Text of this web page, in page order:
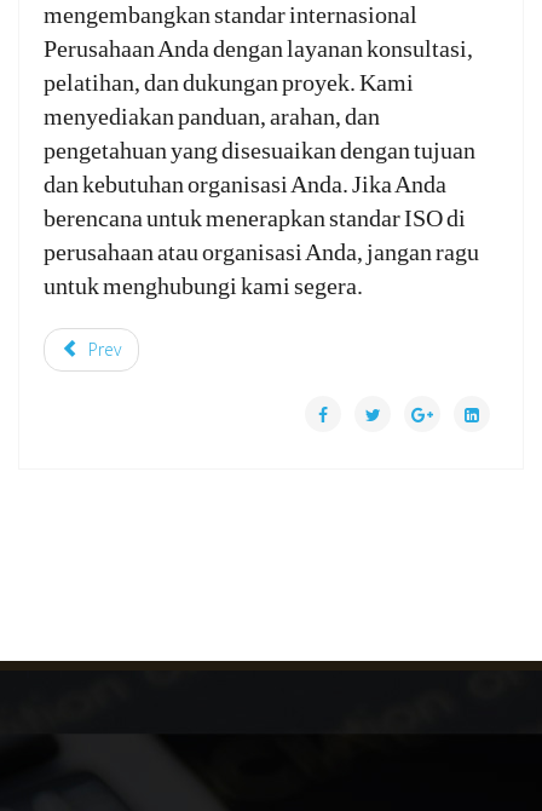
mengembangkan standar internasional
Perusahaan Anda dengan layanan konsultasi,
pelatihan, dan dukungan proyek. Kami
menyediakan panduan, arahan, dan
pengetahuan yang disesuaikan dengan tujuan
dan kebutuhan organisasi Anda. Jika Anda
berencana untuk menerapkan standar ISO di
perusahaan atau organisasi Anda, jangan ragu
untuk menghubungi kami segera.
Prev